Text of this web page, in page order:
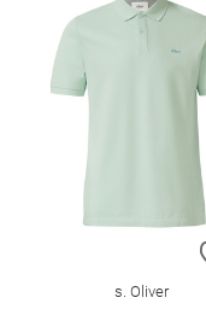
s. Oliver